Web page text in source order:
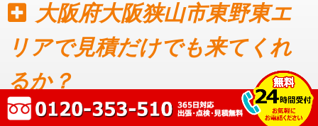
大阪府大阪狭山市東野東エ
リアで見積だけでも来てくれ
るか？
見積もりだけでも可能です。